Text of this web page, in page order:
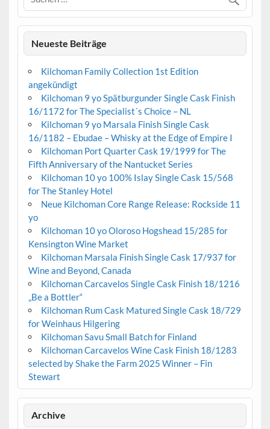
Neueste Beiträge
Kilchoman Family Collection 1st Edition
angekündigt
Kilchoman 9 yo Spätburgunder Single Cask Finish
16/1172 for The Specialist´s Choice – NL
Kilchoman 9 yo Marsala Finish Single Cask
16/1182 – Ebudae – Whisky at the Edge of Empire I
Kilchoman Port Quarter Cask 19/1999 for The
Fifth Anniversary of the Nantucket Series
Kilchoman 10 yo 100% Islay Single Cask 15/568
for The Stanley Hotel
Neue Kilchoman Core Range Release: Rockside 11
yo
Kilchoman 10 yo Oloroso Hogshead 15/285 for
Kensington Wine Market
Kilchoman Marsala Finish Single Cask 17/937 for
Wine and Beyond, Canada
Kilchoman Carcavelos Single Cask Finish 18/1216
„Be a Bottler“
Kilchoman Rum Cask Matured Single Cask 18/729
for Weinhaus Hilgering
Kilchoman Savu Small Batch for Finland
Kilchoman Carcavelos Wine Cask Finish 18/1283
selected by Shake the Farm 2025 Winner – Fin
Stewart
Archive